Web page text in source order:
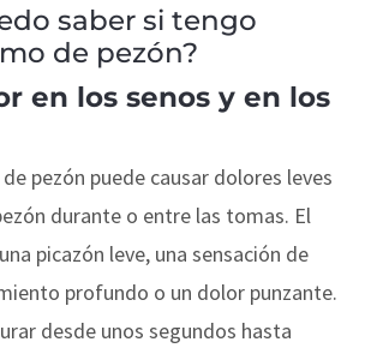
saber si tengo
de pezón?
en los senos y en los
pezón puede causar dolores leves
durante o entre las tomas. El
picazón leve, una sensación de
profundo o un dolor punzante.
desde unos segundos hasta